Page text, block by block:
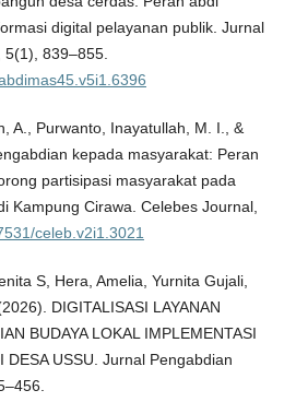
digital pelayanan publik. Jurnal
5(1), 839–855.
A., Purwanto, Inayatullah, M. I., &
kepada masyarakat: Peran
partisipasi masyarakat pada
Kampung Cirawa. Celebes Journal,
celeb.v2i1.3021
S, Hera, Amelia, Yurnita Gujali,
DIGITALISASI LAYANAN
BUDAYA LOKAL IMPLEMENTASI
DESA USSU. Jurnal Pengabdian